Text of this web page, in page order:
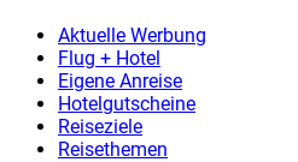
Aktuelle Werbung
Flug + Hotel
Eigene Anreise
Hotelgutscheine
Reiseziele
Reisethemen